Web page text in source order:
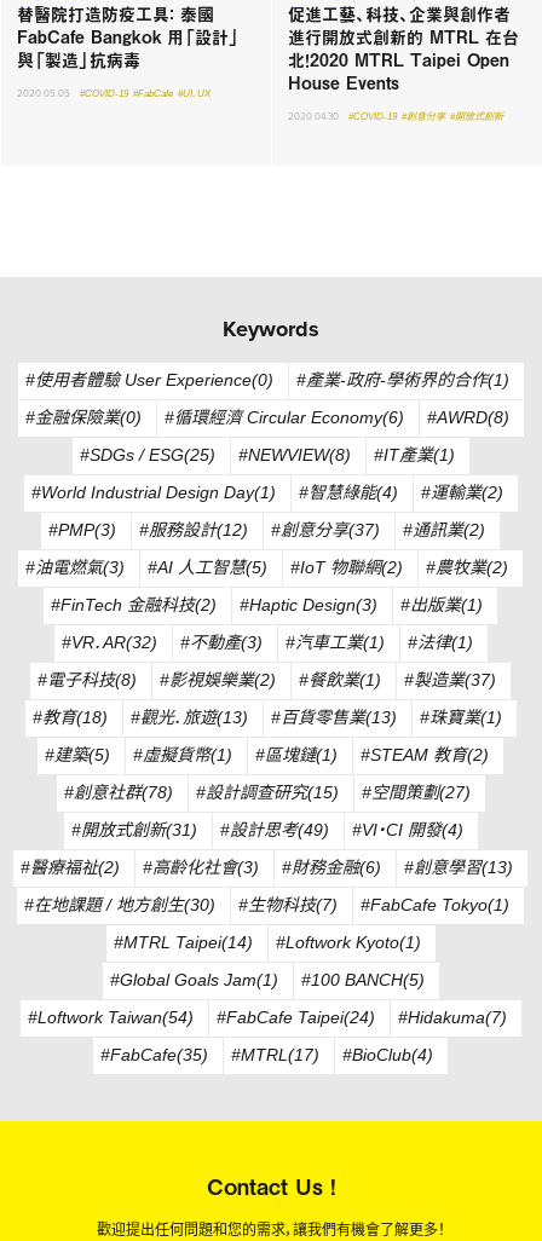
替醫院打造防疫工具： 泰國
FabCafe Bangkok 用「設計」
與「製造」抗病毒
2020.05.05 #COVID-19 #FabCafe #UI．UX
促進工藝、科技、企業與創作者
進行開放式創新的 MTRL 在台
北！2020 MTRL Taipei Open
House Events
2020.04.30 #COVID-19 #創意分享 #開放式創新
Keywords
#使用者體驗 User Experience(0)
#產業-政府-學術界的合作(1)
#金融保險業(0)
#循環經濟 Circular Economy(6)
#AWRD(8)
#SDGs / ESG(25)
#NEWVIEW(8)
#IT產業(1)
#World Industrial Design Day(1)
#智慧綠能(4)
#運輸業(2)
#PMP(3)
#服務設計(12) #創意分享(37)
#通訊業(2)
#油電燃氣(3)
#AI 人工智慧(5) #IoT 物聯網(2)
#農牧業(2)
#FinTech 金融科技(2)
#Haptic Design(3)
#出版業(1)
#VR．AR(32)
#不動產(3) #汽車工業(1)
#法律(1)
#電子科技(8)
#影視娛樂業(2) #餐飲業(1)
#製造業(37)
#教育(18)
#觀光．旅遊(13) #百貨零售業(13)
#珠寶業(1)
#建築(5)
#虛擬貨幣(1) #區塊鏈(1)
#STEAM 教育(2)
#創意社群(78)
#設計調查研究(15)
#空間策劃(27)
#開放式創新(31)
#設計思考(49)
#VI・CI 開發(4)
#醫療福祉(2)
#高齡化社會(3) #財務金融(6)
#創意學習(13)
#在地課題 / 地方創生(30)
#生物科技(7)
#FabCafe Tokyo(1)
#MTRL Taipei(14)
#Loftwork Kyoto(1)
#Global Goals Jam(1)
#100 BANCH(5)
#Loftwork Taiwan(54)
#FabCafe Taipei(24)
#Hidakuma(7)
#FabCafe(35)
#MTRL(17) #BioClub(4)
Contact Us !
歡迎提出任何問題和您的需求，讓我們有機會了解更多！